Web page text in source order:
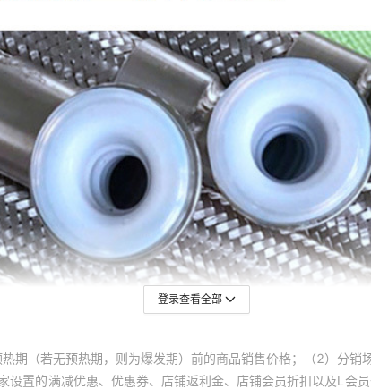
登录查看全部
期（若无预热期，则为爆发期）前的商品销售价格；（2）分
置的满减优惠、优惠券、店铺返利金、店铺会员折扣以及L会